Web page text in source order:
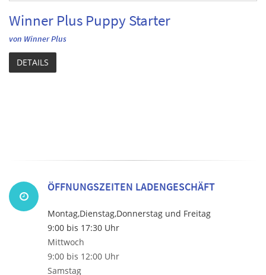
Winner Plus Puppy Starter
von Winner Plus
DETAILS
ÖFFNUNGSZEITEN LADENGESCHÄFT
Montag,Dienstag,Donnerstag und Freitag
9:00 bis 17:30 Uhr
Mittwoch
9:00 bis 12:00 Uhr
Samstag